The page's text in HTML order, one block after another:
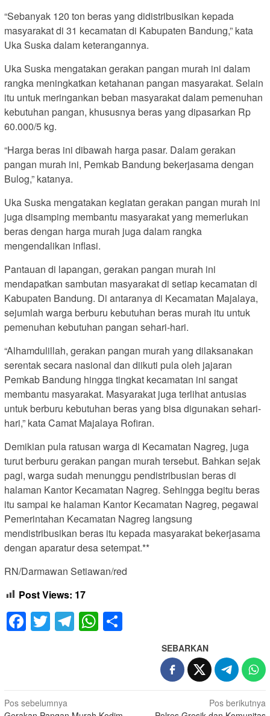
“Sebanyak 120 ton beras yang didistribusikan kepada
masyarakat di 31 kecamatan di Kabupaten Bandung,” kata
Uka Suska dalam keterangannya.
Uka Suska mengatakan gerakan pangan murah ini dalam
rangka meningkatkan ketahanan pangan masyarakat. Selain
itu untuk meringankan beban masyarakat dalam pemenuhan
kebutuhan pangan, khususnya beras yang dipasarkan Rp
60.000/5 kg.
“Harga beras ini dibawah harga pasar. Dalam gerakan
pangan murah ini, Pemkab Bandung bekerjasama dengan
Bulog,” katanya.
Uka Suska mengatakan kegiatan gerakan pangan murah ini
juga disamping membantu masyarakat yang memerlukan
beras dengan harga murah juga dalam rangka
mengendalikan inflasi.
Pantauan di lapangan, gerakan pangan murah ini
mendapatkan sambutan masyarakat di setiap kecamatan di
Kabupaten Bandung. Di antaranya di Kecamatan Majalaya,
sejumlah warga berburu kebutuhan beras murah itu untuk
pemenuhan kebutuhan pangan sehari-hari.
“Alhamdulillah, gerakan pangan murah yang dilaksanakan
serentak secara nasional dan diikuti pula oleh jajaran
Pemkab Bandung hingga tingkat kecamatan ini sangat
membantu masyarakat. Masyarakat juga terlihat antusias
untuk berburu kebutuhan beras yang bisa digunakan sehari-
hari,” kata Camat Majalaya Rofiran.
Demikian pula ratusan warga di Kecamatan Nagreg, juga
turut berburu gerakan pangan murah tersebut. Bahkan sejak
pagi, warga sudah menunggu pendistribusian beras di
halaman Kantor Kecamatan Nagreg. Sehingga begitu beras
itu sampai ke halaman Kantor Kecamatan Nagreg, pegawai
Pemerintahan Kecamatan Nagreg langsung
mendistribusikan beras itu kepada masyarakat bekerjasama
dengan aparatur desa setempat.**
RN/Darmawan Setiawan/red
Post Views: 17
Facebook
TwitterTelegram
WhatsApp
SEBARKAN
Navigasi
Pos sebelumnya
Pos berikutnya